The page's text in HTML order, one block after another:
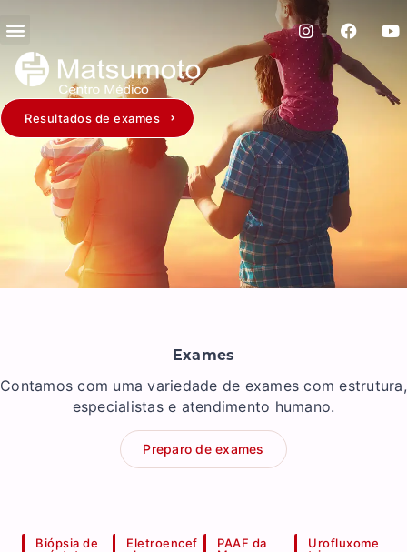
Resultados de exames
Exames
Contamos com uma variedade de exames com estrutura,
especialistas e atendimento humano.
Preparo de exames
Biópsia de
Eletroencef
PAAF da
Urofluxome